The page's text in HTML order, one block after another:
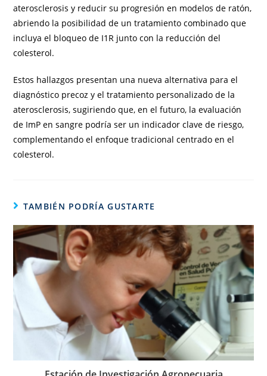
aterosclerosis y reducir su progresión en modelos de ratón,
abriendo la posibilidad de un tratamiento combinado que
incluya el bloqueo de I1R junto con la reducción del
colesterol.
Estos hallazgos presentan una nueva alternativa para el
diagnóstico precoz y el tratamiento personalizado de la
aterosclerosis, sugiriendo que, en el futuro, la evaluación
de ImP en sangre podría ser un indicador clave de riesgo,
complementando el enfoque tradicional centrado en el
colesterol.
TAMBIÉN PODRÍA GUSTARTE